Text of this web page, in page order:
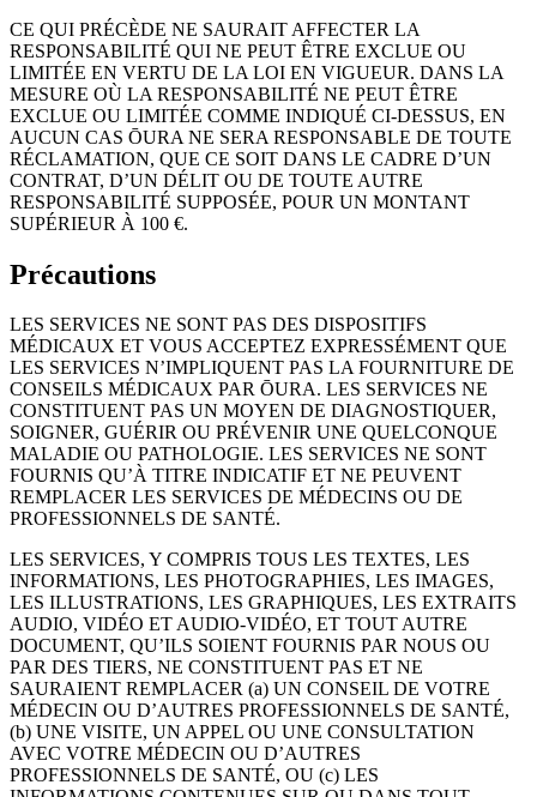
CE QUI PRÉCÈDE NE SAURAIT AFFECTER LA
RESPONSABILITÉ QUI NE PEUT ÊTRE EXCLUE OU
LIMITÉE EN VERTU DE LA LOI EN VIGUEUR. DANS LA
MESURE OÙ LA RESPONSABILITÉ NE PEUT ÊTRE
EXCLUE OU LIMITÉE COMME INDIQUÉ CI-DESSUS, EN
AUCUN CAS ŌURA NE SERA RESPONSABLE DE TOUTE
RÉCLAMATION, QUE CE SOIT DANS LE CADRE D’UN
CONTRAT, D’UN DÉLIT OU DE TOUTE AUTRE
RESPONSABILITÉ SUPPOSÉE, POUR UN MONTANT
SUPÉRIEUR À 100 €.
Précautions
LES SERVICES NE SONT PAS DES DISPOSITIFS
MÉDICAUX ET VOUS ACCEPTEZ EXPRESSÉMENT QUE
LES SERVICES N’IMPLIQUENT PAS LA FOURNITURE DE
CONSEILS MÉDICAUX PAR ŌURA. LES SERVICES NE
CONSTITUENT PAS UN MOYEN DE DIAGNOSTIQUER,
SOIGNER, GUÉRIR OU PRÉVENIR UNE QUELCONQUE
MALADIE OU PATHOLOGIE. LES SERVICES NE SONT
FOURNIS QU’À TITRE INDICATIF ET NE PEUVENT
REMPLACER LES SERVICES DE MÉDECINS OU DE
PROFESSIONNELS DE SANTÉ.
LES SERVICES, Y COMPRIS TOUS LES TEXTES, LES
INFORMATIONS, LES PHOTOGRAPHIES, LES IMAGES,
LES ILLUSTRATIONS, LES GRAPHIQUES, LES EXTRAITS
AUDIO, VIDÉO ET AUDIO-VIDÉO, ET TOUT AUTRE
DOCUMENT, QU’ILS SOIENT FOURNIS PAR NOUS OU
PAR DES TIERS, NE CONSTITUENT PAS ET NE
SAURAIENT REMPLACER (a) UN CONSEIL DE VOTRE
MÉDECIN OU D’AUTRES PROFESSIONNELS DE SANTÉ,
(b) UNE VISITE, UN APPEL OU UNE CONSULTATION
AVEC VOTRE MÉDECIN OU D’AUTRES
PROFESSIONNELS DE SANTÉ, OU (c) LES